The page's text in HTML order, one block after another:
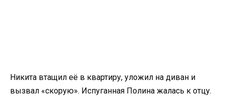
Никита втащил её в квартиру, уложил на диван и
вызвал «скорую». Испуганная Полина жалась к отцу.